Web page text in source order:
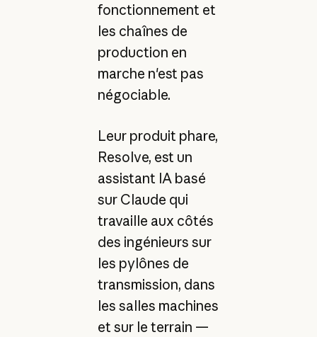
fonctionnement et
les chaînes de
production en
marche n'est pas
négociable.
Leur produit phare,
Resolve, est un
assistant IA basé
sur Claude qui
travaille aux côtés
des ingénieurs sur
les pylônes de
transmission, dans
les salles machines
et sur le terrain —